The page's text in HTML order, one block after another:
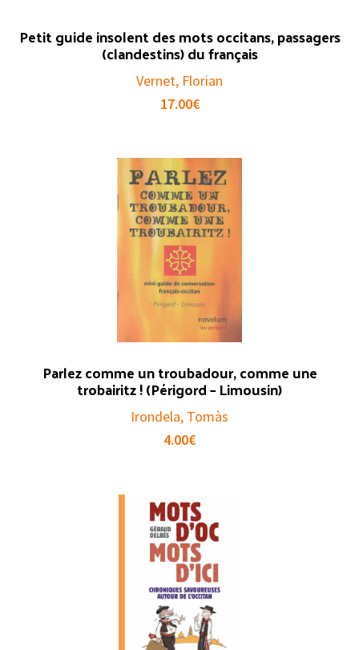
Petit guide insolent des mots occitans, passagers
(clandestins) du français
Vernet, Florian
17.00€
Parlez comme un troubadour, comme une
trobairitz ! (Périgord – Limousin)
Irondela, Tomàs
4.00€